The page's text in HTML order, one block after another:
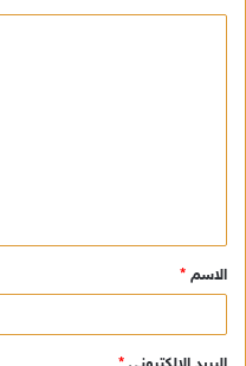
ق
*
الاسم *